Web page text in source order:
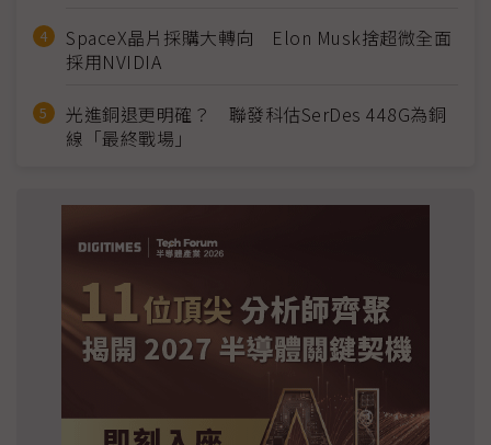
SpaceX晶片採購大轉向 Elon Musk捨超微全面
採用NVIDIA
光進銅退更明確？ 聯發科估SerDes 448G為銅
線「最終戰場」